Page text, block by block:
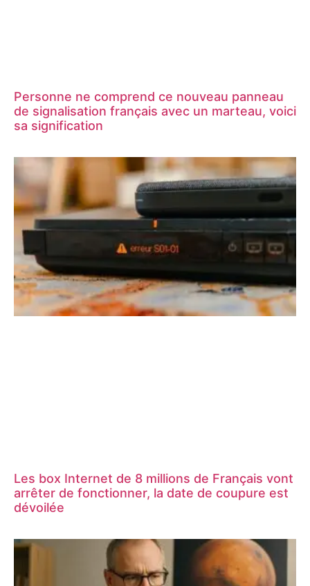
Personne ne comprend ce nouveau panneau
de signalisation français avec un marteau, voici
sa signification
Les box Internet de 8 millions de Français vont
arrêter de fonctionner, la date de coupure est
dévoilée